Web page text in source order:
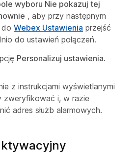
wyboru Nie pokazuj tej
, aby przy następnym
do Webex Ustawienia przejść
do ustawień połączeń.
Personalizuj ustawienia.
z instrukcjami wyświetlanymi
zweryfikować i, w razie
adres służb alarmowych.